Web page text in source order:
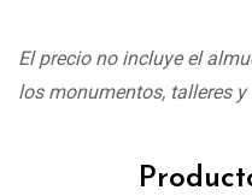
El precio no incluye el
los monumentos, talleres y